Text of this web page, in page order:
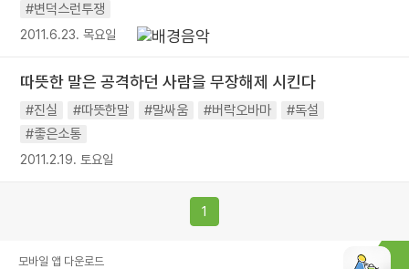
#변덕스런투쟁
2011.6.23. 목요일
따뜻한 말은 공격하던 사람을 무장해제 시킨다
#진실 #따뜻한말 #말싸움 #버락오바마
#독설
#좋은소통
2011.2.19. 토요일
1
모바일 앱 다운로드